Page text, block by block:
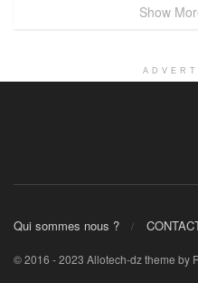
Show
Qui sommes nous ?
© 2016 - 2023 Allotech-dz theme by